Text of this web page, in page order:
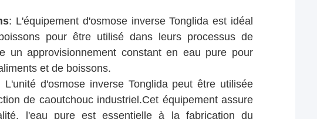
: L'équipement d'osmose inverse Tonglida est idéal
pour être utilisé dans leurs processus de
un approvisionnement constant en eau pure pour
et de boissons.
L'unité d'osmose inverse Tonglida peut être utilisée
de caoutchouc industriel.Cet équipement assure
l'eau pure est essentielle à la fabrication du